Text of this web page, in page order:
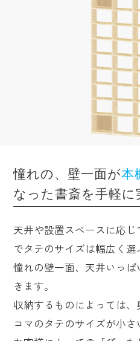
憧れの、壁一面が本
なった書斎を手軽に
天井や設置スペースに応じ
でタテのサイズは幅広く選
憧れの壁一面、天井いっ
きます。
収納するものによっては
コマのタテのサイズが小さ